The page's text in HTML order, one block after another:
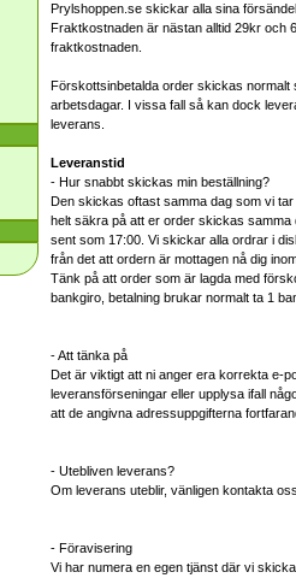
Prylshoppen.se skickar alla sina
Fraktkostnaden är nästan alltid 29kr och
fraktkostnaden.
Förskottsinbetalda order skickas
arbetsdagar. I vissa fall så kan dock
leverans.
Leveranstid
- Hur snabbt skickas min beställning?
Den skickas oftast samma dag som vi
helt säkra på att er order skickas
sent som 17:00. Vi skickar alla ordrar i
från det att ordern är mottagen nå dig
Tänk på att order som är lagda med
bankgiro, betalning brukar normalt ta 1
- Att tänka på
Det är viktigt att ni anger era korrekta e-
leveransförseningar eller upplysa ifall
att de angivna adressuppgifterna
- Utebliven leverans?
Om leverans uteblir, vänligen kontakta
- Föravisering
Vi har numera en egen tjänst där vi